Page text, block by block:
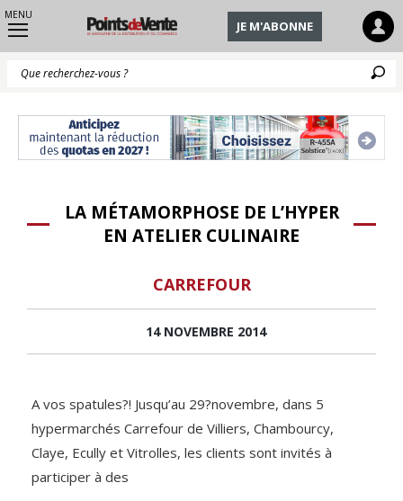
MENU
JE M'ABONNE
LA MÉTAMORPHOSE DE L’HYPER
EN ATELIER CULINAIRE
CARREFOUR
14 NOVEMBRE 2014
A vos spatules?! Jusqu’au 29?novembre, dans 5
hypermarchés Carrefour de Villiers, Chambourcy,
Claye, Ecully et Vitrolles, les clients sont invités à
participer à des